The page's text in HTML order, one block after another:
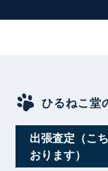
ひるねこ堂
出張査定（こ
おります）